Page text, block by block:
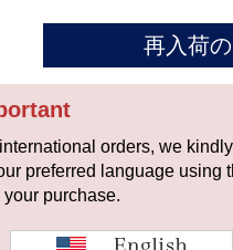
再入荷
orders, we
preferred language using
your purchase.